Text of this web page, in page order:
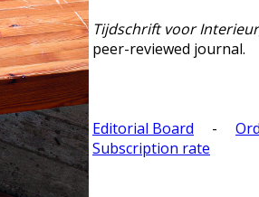
Tijdschrift voor
peer-reviewed journal.
Editorial Board -
Subscription rate